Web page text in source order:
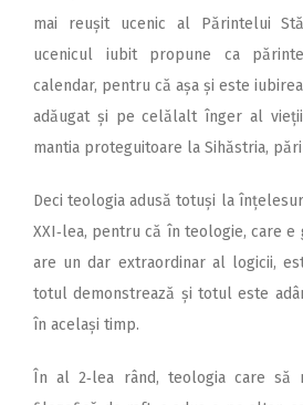
mai reușit ucenic al Părintelui
ucenicul iubit propune ca
calendar, pentru că așa și este
adăugat și pe celălalt înger al
mantia proteguitoare la Sihăstria,
Deci teologia adusă totuși la
XXI‑lea, pentru că în teologie, care
are un dar extraordinar al logicii,
totul demonstrează și totul este
în același timp.
În al 2‑lea rând, teologia care să